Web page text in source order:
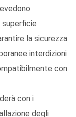
superficie
la sicurezza
interdizioni
con
con i
degli